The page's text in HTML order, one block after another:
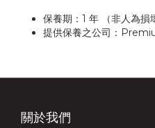
保養期：1 年 （非人為損
提供保養之公司：
關於我們